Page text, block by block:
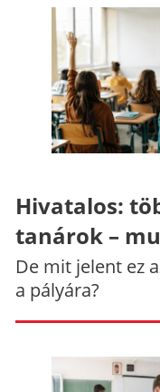
Hivatalos:
tanárok –
De mit jelent ez
a pályára?